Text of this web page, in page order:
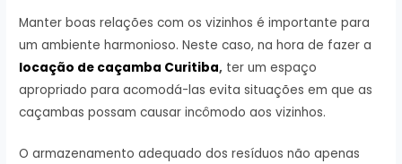
Manter boas relações com os vizinhos é importante para
um ambiente harmonioso. Neste caso, na hora de fazer a
locação de caçamba Curitiba, ter um espaço
apropriado para acomodá-las evita situações em que as
caçambas possam causar incômodo aos vizinhos.
O armazenamento adequado dos resíduos não apenas